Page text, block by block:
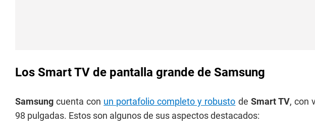
Los Smart TV de pantalla grande de Samsung
Samsung cuenta con un portafolio completo y robusto de Smart TV, con
98 pulgadas. Estos son algunos de sus aspectos destacados: